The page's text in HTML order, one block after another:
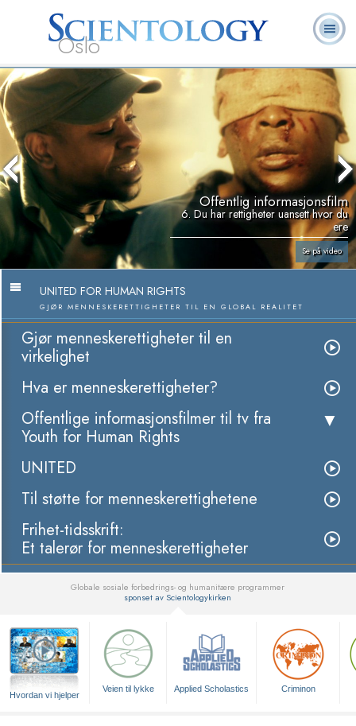
Oslo
L. Ron
Hubbard
Hva er
Scientology?
prester
Ofte stilte
spørsmål
Bøker
Offentlig informasjonsfilm
6. Du har rettigheter uansett hvor du
ere
Se på video
UNITED FOR HUMAN RIGHTS
GJØR MENNESKERETTIGHETER TIL EN GLOBAL REALITET
Gjør menneskerettigheter til en
virkelighet
Hva er menneskerettigheter?
Offentlige informasjonsfilmer til tv fra
Youth for Human Rights
UNITED
Til støtte for menneskerettighetene
Frihet-tidsskrift:
Et talerør for menneskerettigheter
Globale sosiale forbedrings- og humanitære programmer
sponset av Scientologykirken
Hvordan vi hjelper
Veien til lykke Applied Scholastics Criminon